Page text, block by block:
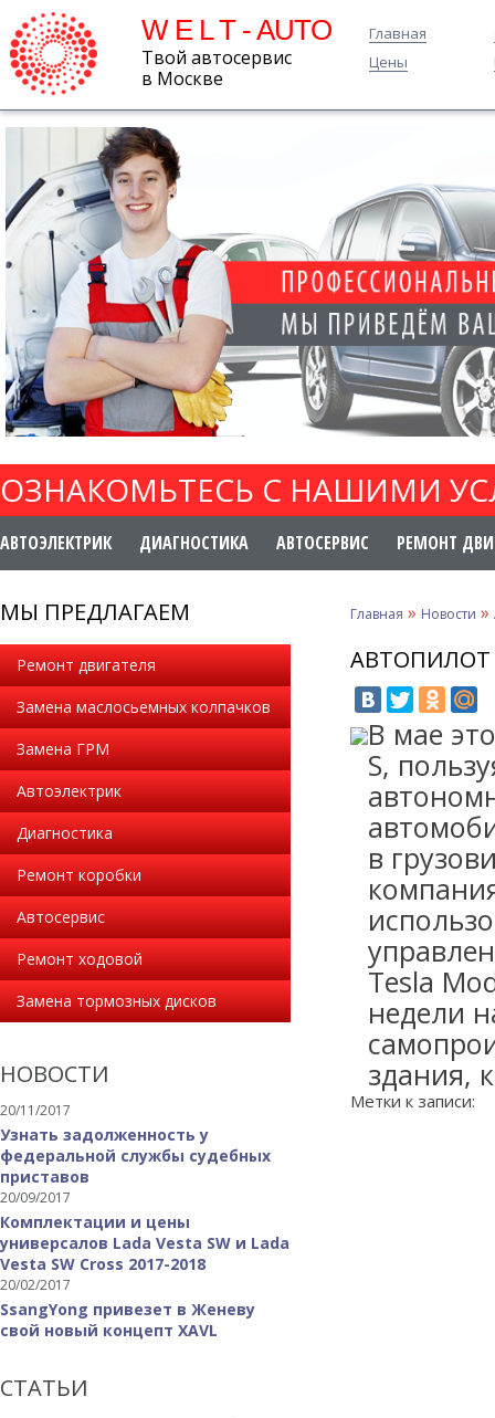
W E L T - AUTO
Твой автосервис
в Москве
Главная
Цены
ОЗНАКОМЬТЕСЬ С НАШИМИ
АВТОЭЛЕКТРИК ДИАГНОСТИКА АВТОСЕРВИС РЕМОНТ
МЫ ПРЕДЛАГАЕМ
Ремонт двигателя
Замена маслосьемных колпачков
Замена ГРМ
Автоэлектрик
Диагностика
Ремонт коробки
Автосервис
Ремонт ходовой
Замена тормозных дисков
НОВОСТИ
20/11/2017
Узнать задолженность у
федеральной службы судебных
приставов
20/09/2017
Комплектации и цены
универсалов Lada Vesta SW и Lada
Vesta SW Cross 2017-2018
20/02/2017
SsangYong привезет в Женеву
свой новый концепт XAVL
СТАТЬИ
Главная » Новости »
АВТОПИЛОТ
В мае
S,
в
Tesla
недели
здания,
Метки к записи: